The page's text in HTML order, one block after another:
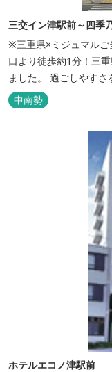
三交イン津駅前～四季
※三重県×ミジュマルご当地コ
口より徒歩約1分！三
ました。 過ごしやす
り、ベッドはワイドな
いアメニティグッズを
中南勢
ホテルエコノ津駅前